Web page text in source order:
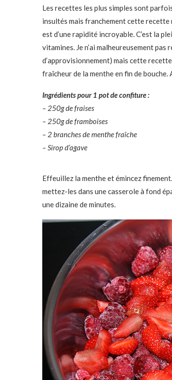
Les recettes les plus simples sont
insultés mais franchement cette
est d’une rapidité incroyable. C’est la
vitamines. Je n’ai malheureusement
d’approvisionnement) mais cette
fraîcheur de la menthe en fin de bouche.
Ingrédients pour 1 pot de confiture :
– 250g de fraises
– 250g de framboises
– 2 branches de menthe fraîche
– Sirop d’agave
Effeuillez la menthe et émincez
mettez-les dans une casserole à fond
une dizaine de minutes.